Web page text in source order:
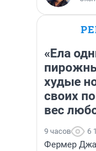
«Ела
худые
своих
вес
9 часов 6
Фермер